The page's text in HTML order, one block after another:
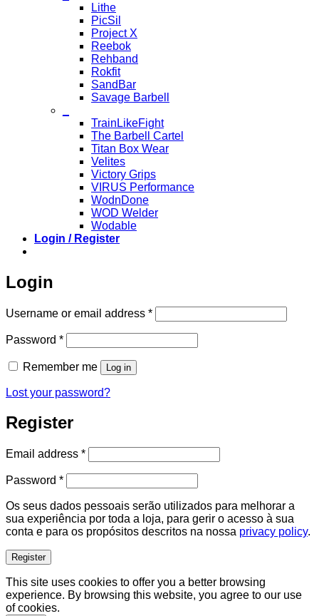
Lithe
PicSil
Project X
Reebok
Rehband
Rokfit
SandBar
Savage Barbell
TrainLikeFight
The Barbell Cartel
Titan Box Wear
Velites
Victory Grips
VIRUS Performance
WodnDone
WOD Welder
Wodable
Login / Register
Login
Username or email address *Required
Password *Required
Remember me Log in
Lost your password?
Register
Email address *Required
Password *Required
Os seus dados pessoais serão utilizados para melhorar a
sua experiência por toda a loja, para gerir o acesso à sua
conta e para os propósitos descritos na nossa privacy policy.
Register
This site uses cookies to offer you a better browsing
experience. By browsing this website, you agree to our use
of cookies.